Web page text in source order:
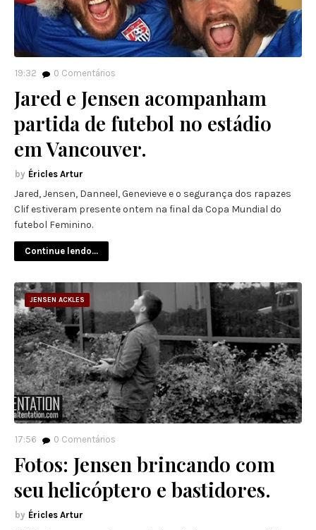
19:32 0 Comentários
Jared e Jensen acompanham
partida de futebol no estádio
em Vancouver.
Éricles Artur
Jared, Jensen, Danneel, Genevieve e o segurança dos rapazes
Clif estiveram presente ontem na final da Copa Mundial do
futebol Feminino.
Continue lendo...
JENSEN ACKLES
17:56 0 Comentários
Fotos: Jensen brincando com
seu helicóptero e bastidores.
Éricles Artur